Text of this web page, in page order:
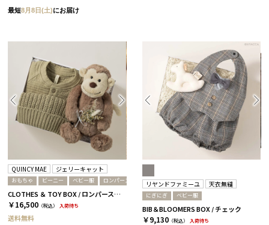
最短8月8日(土)にお届け
QUINCY MAE ジェリーキャット
おもちゃ ビーニー ベビー服 ロンパース
CLOTHES ＆ TOY BOX / ロンパース＋ビーニー＋モンキー / オリーブ
￥16,500 （税込） 入荷待ち
送料無料
リヤンドファミーユ 天衣無縫
にぎにぎ ベビー服
BIB＆BLOOMERS BOX / チェック
￥9,130 （税込） 入荷待ち